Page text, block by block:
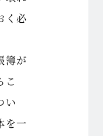
く必
簿が
こ
い
を一